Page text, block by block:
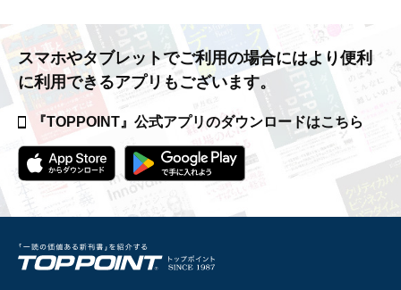
スマホやタブレットでご利用の場合にはより便利
に利用できるアプリもございます。
『TOPPOINT』公式アプリのダウンロードはこちら